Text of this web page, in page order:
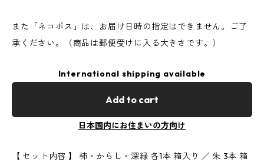
また「ネコポス」は、お届け日時の指定はできません。ご了
承ください。（商品は郵便受けに入る大きさです。）
International shipping available
Add to cart
日本国内にお住まいの方向け
【 セット内容 】 柿・からし・深緑 各1本 箱入り ／ 朱 3本 箱